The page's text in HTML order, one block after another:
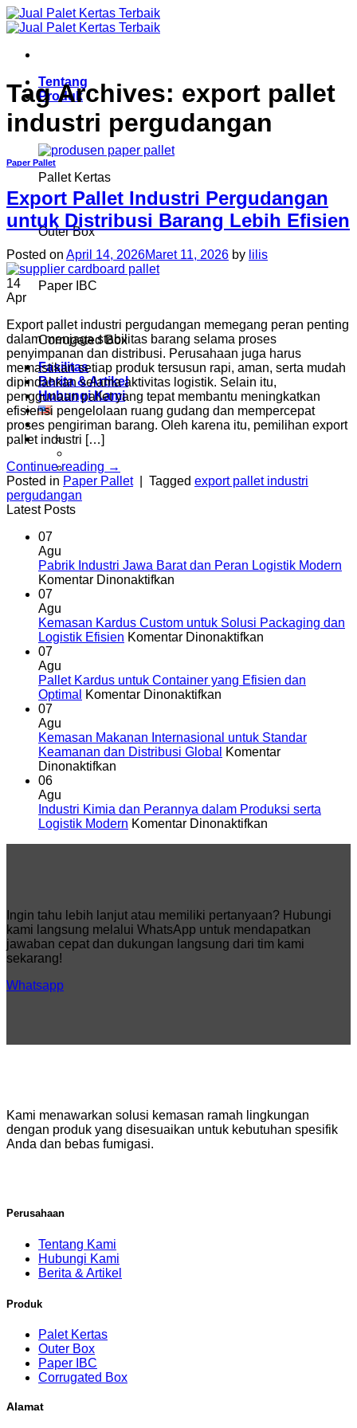
Skip
to
Tentang
Produk
Pallet Kertas
Outer Box
Paper IBC
Corrugated Box
Fasilitas
Berita & Artikel
Hubungi Kami
Tag Archives: export pallet
industri pergudangan
Paper Pallet
Export Pallet Industri Pergudangan
untuk Distribusi Barang Lebih Efisien
Posted on April 14, 2026Maret 11, 2026 by lilis
14
Apr
Export pallet industri pergudangan memegang peran penting
dalam menjaga stabilitas barang selama proses
penyimpanan dan distribusi. Perusahaan juga harus
memastikan setiap produk tersusun rapi, aman, serta mudah
dipindahkan selama aktivitas logistik. Selain itu,
penggunaan pallet yang tepat membantu meningkatkan
efisiensi pengelolaan ruang gudang dan mempercepat
proses pengiriman barang. Oleh karena itu, pemilihan export
pallet industri […]
Continue reading →
Posted in Paper Pallet Tagged export pallet industri
pergudangan
Latest Posts
07
Agu
Pabrik Industri Jawa Barat dan Peran Logistik Modern
Komentar Dinonaktifkan
Jawa
Barat
Logistik
Modern
07
Agu
Kemasan Kardus Custom untuk Solusi Packaging dan
Logistik Efisien Komentar Dinonaktifkan
Custom
dan
Logistik
07
Agu
Pallet Kardus untuk Container yang Efisien dan
Optimal
Komentar Dinonaktifkan
untuk
Container
Optimal
07
Agu
Kemasan Makanan Internasional untuk Standar
Keamanan dan Distribusi Global
Komentar
Dinonaktifkan
Internasional
untuk
06
Agu
Industri Kimia dan Perannya dalam Produksi serta
Logistik Modern Komentar Dinonaktifkan
Produksi
serta
Logistik
Modern
Ingin tahu lebih lanjut atau memiliki pertanyaan? Hubungi
kami langsung melalui WhatsApp untuk mendapatkan
jawaban cepat dan dukungan langsung dari tim kami
sekarang!
Whatsapp
Kami menawarkan solusi kemasan ramah lingkungan
dengan produk yang disesuaikan untuk kebutuhan spesifik
Anda dan bebas fumigasi.
Perusahaan
Tentang Kami
Hubungi Kami
Berita & Artikel
Produk
Palet Kertas
Outer Box
Paper IBC
Corrugated Box
Alamat